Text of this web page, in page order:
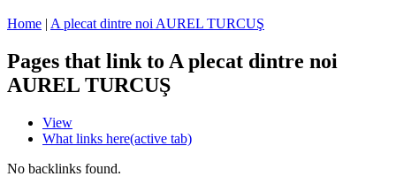
Home | A plecat dintre noi AUREL TURCUŞ
Pages that link to A plecat dintre noi
AUREL TURCUŞ
View
What links here(active tab)
No backlinks found.